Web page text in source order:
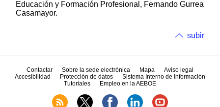
Educación y Formación Profesional, Fernando Gurrea
Casamayor.
subir
Contactar Sobre la sede electrónica Mapa
Aviso legal
Accesibilidad
Protección de datos
Sistema Interno de Información
Tutoriales
Empleo en la AEBOE